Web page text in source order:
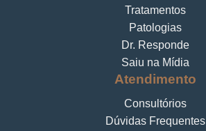
Tratamentos
Patologias
Dr. Responde
Saiu na Mídia
Atendimento
Consultórios
Dúvidas Frequentes